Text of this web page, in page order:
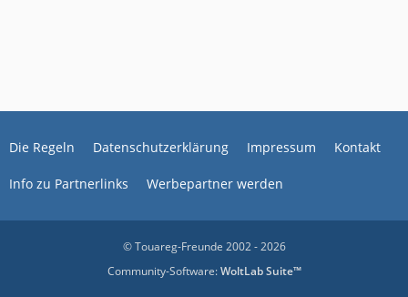
Die Regeln Datenschutzerklärung Impressum Kontakt
Info zu Partnerlinks Werbepartner werden
© Touareg-Freunde 2002 - 2026
Community-Software:WoltLab Suite™